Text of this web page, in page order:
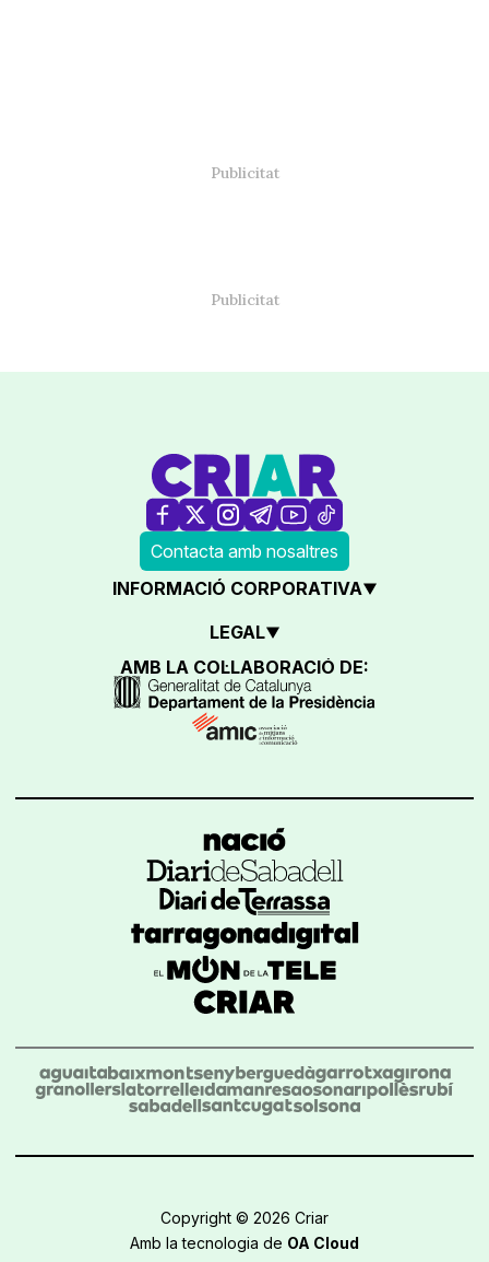
Contacta amb nosaltres
INFORMACIÓ CORPORATIVA
LEGAL
AMB LA COL·LABORACIÓ DE:
Copyright © 2026 Criar
Amb la tecnologia de OA Cloud